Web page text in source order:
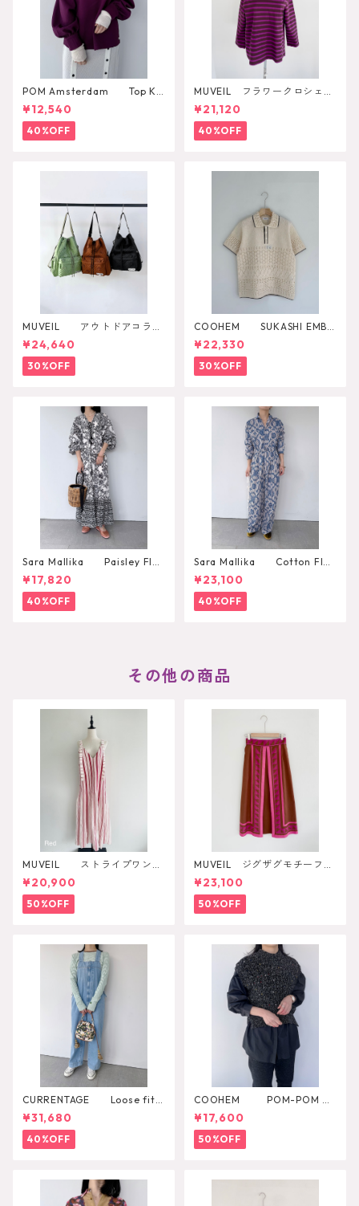
POM Amsterdam Top Ka
e Pulm
¥12,540
40%OFF
MUVEIL フラワークロシェカ
ットソー
¥21,120
40%OFF
MUVEIL アウトドアコラボ
2WAYリュック
¥24,640
30%OFF
COOHEM SUKASHI EMBO
SSED KNIT PULLOVER
¥22,330
30%OFF
Sara Mallika Paisley Flo
wer Print Dress
¥17,820
40%OFF
Sara Mallika Cotton Flo
wer Signal Print All In One
¥23,100
40%OFF
その他の商品
MUVEIL ストライプワンピ
ース
¥20,900
50%OFF
MUVEIL ジグザグモチーフス
カート
¥23,100
50%OFF
CURRENTAGE Loose fitti
ng overall
¥31,680
40%OFF
COOHEM POM-POM M
ELANGE KNIT VEST
¥17,600
50%OFF